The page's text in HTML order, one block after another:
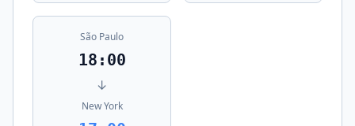
São Paulo
18:00
↓
New York